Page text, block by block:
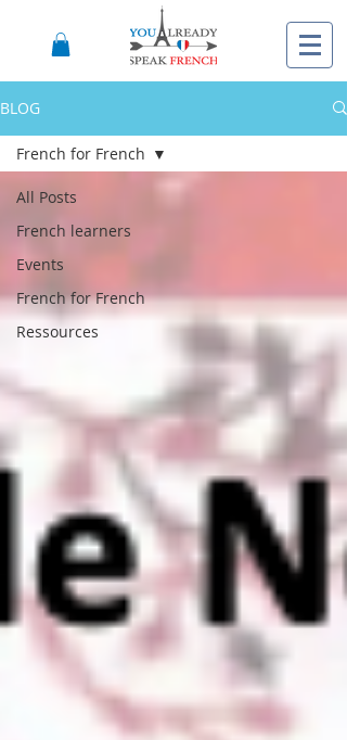
BLOG
All Posts
French learners
Events
French for French
Ressources
French for French